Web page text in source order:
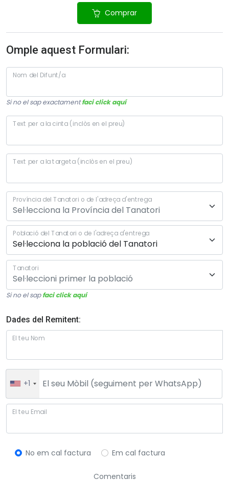
Comprar
Omple aquest Formulari:
Nom del Difunt/a
Si no el sap exactamentfaci click aquí
Text per a la cinta (inclòs en el preu)
Text per a la targeta (inclòs en el preu)
Província del Tanatori o de l'adreça d'entrega
Població del Tanatori o de l'adreça d'entrega
Tanatori
Si no el sapfaci click aquí
Dades del Remitent:
El teu Nom
+1
El teu Email
No em cal factura Em cal factura
Comentaris